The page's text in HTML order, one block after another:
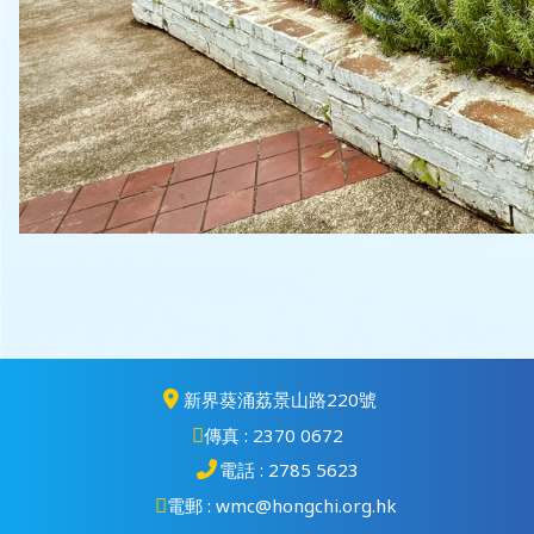
新界葵涌荔景山路220號
傳真 : 2370 0672
電話 : 2785 5623
電郵 : wmc@hongchi.org.hk